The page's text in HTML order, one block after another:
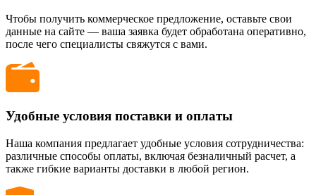
Чтобы получить коммерческое предложение, оставьте свои
данные на сайте — ваша заявка будет обработана оперативно,
после чего специалисты свяжутся с вами.
Удобные условия поставки и оплаты
Наша компания предлагает удобные условия сотрудничества:
различные способы оплаты, включая безналичный расчет, а
также гибкие варианты доставки в любой регион.